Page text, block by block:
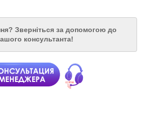
Зверніться за допомогою до
консультанта!